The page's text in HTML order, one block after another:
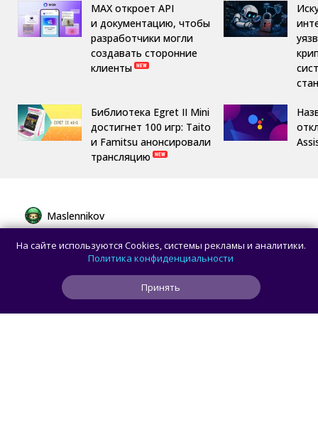
MAX откроет API
и документацию, чтобы
разработчики могли
создавать сторонние
клиенты
Библиотека Egret II Mini
достигнет 100 игр: Taito
и Famitsu анонсировали
трансляцию
Maslennikov
Сборная России выиграла 7 золотых
медалей из 8 на Международной
олимпиаде по ИИ
На сайте используются Cookies, системы рекламы и аналитики.
Политика конфиденциальности
Принять